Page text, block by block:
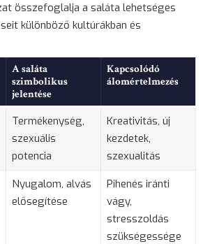
összefoglalja a saláta lehetséges
különböző kultúrákban és
A saláta
szimbolikus
jelentése
Kapcsolódó
álomértelmezés
Termékenység,
szexuális
potencia
Kreativitás, új
kezdetek,
szexualitás
Nyugalom, alvás
elősegítése
Pihenés iránti
vágy,
stresszoldás
szükségessége